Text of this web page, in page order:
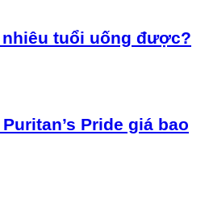
tuổi uống được?
Pride giá bao